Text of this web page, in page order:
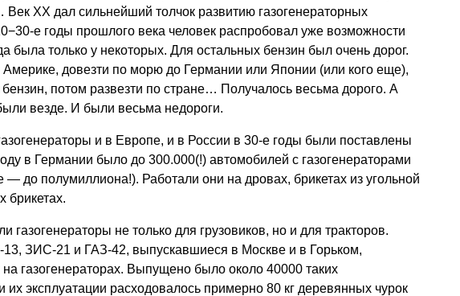
XX дал сильнейший толчок развитию газогенераторных
е годы прошлого века человек распробовал уже возможности
была только у некоторых. Для остальных бензин был очень дорог.
Америке, довезти по морю до Германии или Японии (или кого еще),
потом развезти по стране… Получалось весьма дорого. А
везде. И были весьма недороги.
и в Европе, и в России в 30-е годы были поставлены
в Германии было до 300.000(!) автомобилей с газогенераторами
— до полумиллиона!). Работали они на дровах, брикетах из угольной
брикетах.
газогенераторы не только для грузовиков, но и для тракторов.
ЗИС-21 и ГАЗ-42, выпускавшиеся в Москве и в Горьком,
газогенераторах. Выпущено было около 40000 таких
эксплуатации расходовалось примерно 80 кг деревянных чурок